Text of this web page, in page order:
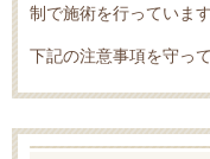
制で施術を行っています
下記の注意事項を守っ